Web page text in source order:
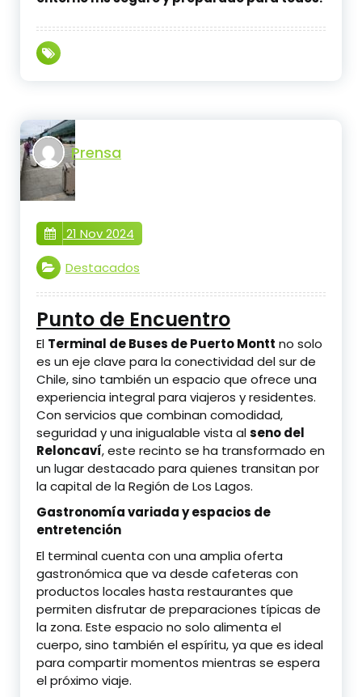
Prensa
21 Nov 2024
Destacados
Punto de Encuentro
El Terminal de Buses de Puerto Montt no solo
es un eje clave para la conectividad del sur de
Chile, sino también un espacio que ofrece una
experiencia integral para viajeros y residentes.
Con servicios que combinan comodidad,
seguridad y una inigualable vista alseno del
Reloncaví, este recinto se ha transformado en
un lugar destacado para quienes transitan por
la capital de la Región de Los Lagos.
Gastronomía variada y espacios de
entretención
El terminal cuenta con una amplia oferta
gastronómica que va desde cafeteras con
productos locales hasta restaurantes que
permiten disfrutar de preparaciones típicas de
la zona. Este espacio no solo alimenta el
cuerpo, sino también el espíritu, ya que es ideal
para compartir momentos mientras se espera
el próximo viaje.